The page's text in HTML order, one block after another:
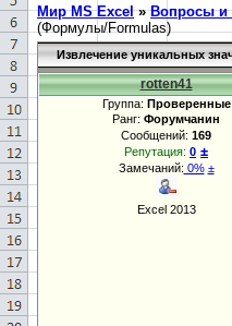
Мир MS Excel » Вопросы и
(Формулы/Formulas)
Извлечение уникальных
rotten41
Группа: Проверенные
Ранг: Форумчанин
Сообщений: 169
Репутация: 0 ±
Замечаний: 0% ±
Excel 2013